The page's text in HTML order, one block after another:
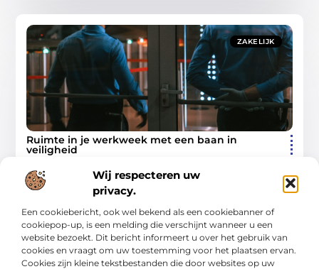
Wij respecteren uw
privacy.
Een cookiebericht, ook wel bekend als een cookiebanner of
cookiepop-up, is een melding die verschijnt wanneer u een
website bezoekt. Dit bericht informeert u over het gebruik van
cookies en vraagt om uw toestemming voor het plaatsen ervan.
Cookies zijn kleine tekstbestanden die door websites op uw
ZAKELIJK
Ruimte in je werkweek met een baan in
veiligheid
een baan van maandag tot en met vrijdag, van negen tot vijf.
Voor veel mensen is juist
Zakelijk